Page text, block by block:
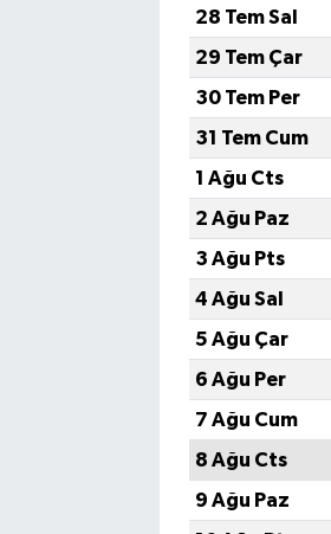
28 Tem Sal
29 Tem Çar
30 Tem Per
31 Tem Cum
1 Ağu Cts
2 Ağu Paz
3 Ağu Pts
4 Ağu Sal
5 Ağu Çar
6 Ağu Per
7 Ağu Cum
8 Ağu Cts
9 Ağu Paz